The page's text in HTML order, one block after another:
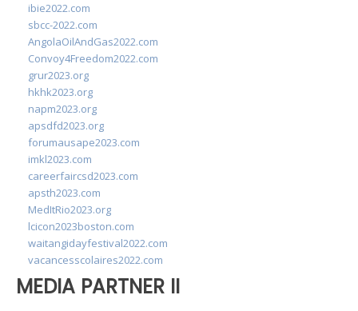
ibie2022.com
sbcc-2022.com
AngolaOilAndGas2022.com
Convoy4Freedom2022.com
grur2023.org
hkhk2023.org
napm2023.org
apsdfd2023.org
forumausape2023.com
imkl2023.com
careerfaircsd2023.com
apsth2023.com
MedItRio2023.org
lcicon2023boston.com
waitangidayfestival2022.com
vacancesscolaires2022.com
MEDIA PARTNER II